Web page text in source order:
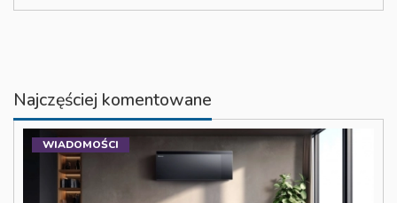
Najczęściej komentowane
WIADOMOŚCI